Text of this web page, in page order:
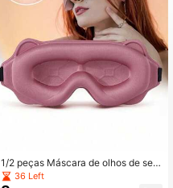
1/2 peças Máscara de olhos de sed
a 3D, adequada para dormir, viagen
s noturnas, cochilos, com bloqueio
36 Left